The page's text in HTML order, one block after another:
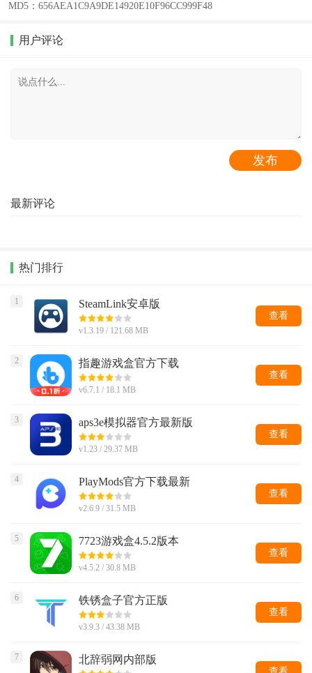
MD5： 656AEA1C9A9DE14920E10F96CC999F48
用户评论
最新评论
热门排行
1 SteamLink安卓版
v1.3.19 / 121.68 MB
查看
2 指趣游戏盒官方下载
v6.7.1 / 18.1 MB
查看
3 aps3e模拟器官方最新版
v1.23 / 29.37 MB
查看
4 PlayMods官方下载最新
v2.6.9 / 31.5 MB
查看
5 7723游戏盒4.5.2版本
v4.5.2 / 30.8 MB
查看
6 铁锈盒子官方正版
v3.9.3 / 43.38 MB
查看
7 北辞弱网内部版